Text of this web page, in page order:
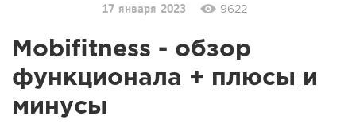
17 января 2023 9622
Mobifitness - обзор
функционала + плюсы и
минусы